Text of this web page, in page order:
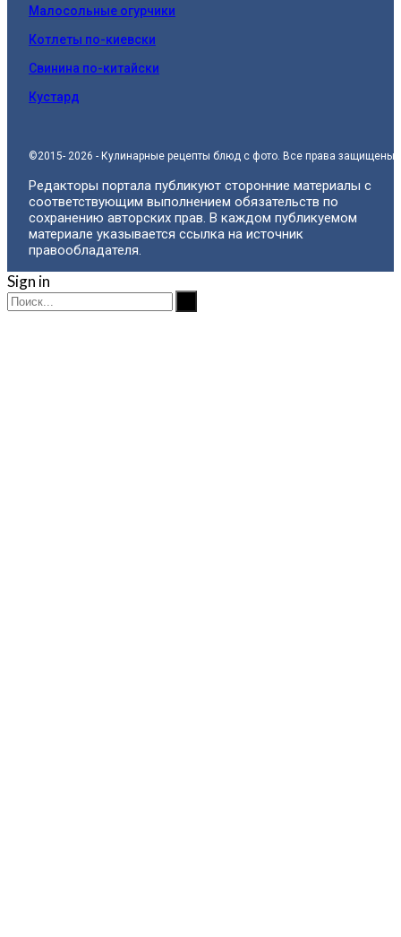
Малосольные огурчики
Котлеты по-киевски
Свинина по-китайски
Кустард
©2015- 2026 - Кулинарные рецепты блюд с фото. Все права защищены.
Редакторы портала публикуют сторонние материалы с
соответствующим выполнением обязательств по
сохранению авторских прав. В каждом публикуемом
материале указывается ссылка на источник
правообладателя.
Sign in